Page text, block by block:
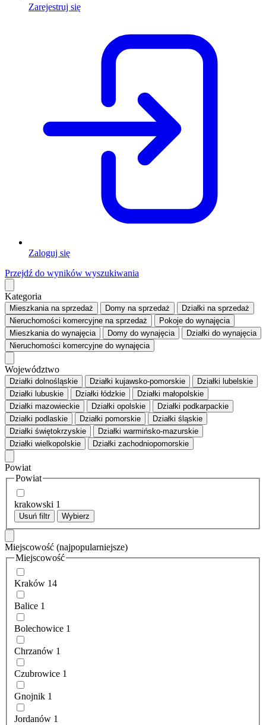
Zarejestruj się
Zaloguj się
Przejdź do wyników wyszukiwania
Kategoria
Mieszkaniana sprzedaż Domy na sprzedaż Działki na sprzedaż
Nieruchomości komercyjne na sprzedaż Pokoje do wynajęcia
Mieszkaniado wynajęcia Domy do wynajęcia Działki do wynajęcia
Nieruchomości komercyjne do wynajęcia
Województwo
Działki dolnośląskie Działki kujawsko-pomorskie
Działki lubelskie
Działki lubuskie
Działki łódzkie
Działki małopolskie
Działki mazowieckie
Działki opolskie
Działki podkarpackie
Działki podlaskie
Działki pomorskie
Działki śląskie
Działki świętokrzyskie
Działki warmińsko-mazurskie
Działki wielkopolskie
Działki zachodniopomorskie
Powiat
Powiat
krakowski 1
Usuń filtr Wybierz
Miejscowość (najpopularniejsze)
Miejscowość
Kraków 14
Balice 1
Bolechowice 1
Chrzanów 1
Czubrowice 1
Gnojnik 1
Jordanów 1